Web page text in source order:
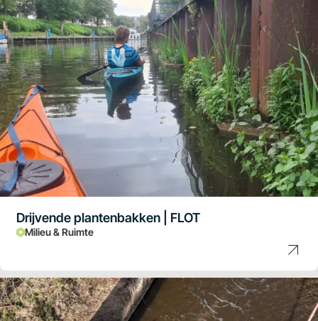
Drijvende plantenbakken | FLOT
Milieu & Ruimte